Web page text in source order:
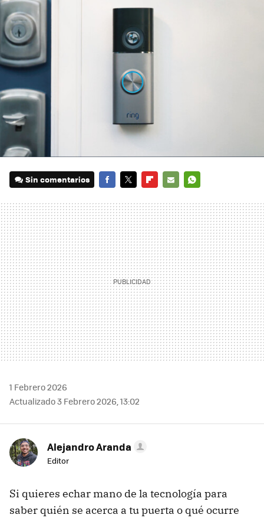
Sin comentarios
MAIL
1 Febrero 2026
Actualizado 3 Febrero 2026, 13:02
Alejandro Aranda
Editor
Si quieres echar mano de la tecnología para
saber quién se acerca a tu puerta o qué ocurre